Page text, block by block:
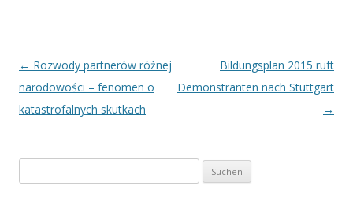
Beitrags-
Navigation
← Rozwody partnerów różnej
narodowości – fenomen o
katastrofalnych skutkach
Bildungsplan 2015 ruft
Demonstranten nach Stuttgart
→
nach: